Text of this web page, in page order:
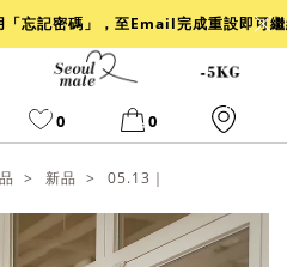
忘記密碼」，至Email完成重設即可
0 0
洋裝 舒芙蕾
新品 05.13｜